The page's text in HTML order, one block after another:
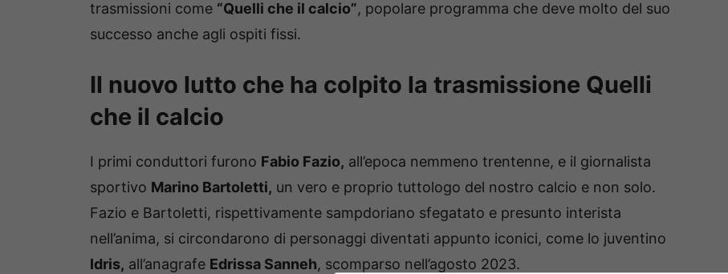
trasmissioni come “Quelli che il calcio”, popolare programma che deve molto del suo
successo anche agli ospiti fissi.
Il nuovo lutto che ha colpito la trasmissione Quelli
che il calcio
I primi conduttori furono Fabio Fazio, all’epoca nemmeno trentenne, e il giornalista
sportivo Marino Bartoletti, un vero e proprio tuttologo del nostro calcio e non solo.
Fazio e Bartoletti, rispettivamente sampdoriano sfegatato e presunto interista
nell’anima, si circondarono di personaggi diventati appunto iconici, come lo juventino
Idris, all’anagrafe Edrissa Sanneh, scomparso nell’agosto 2023.